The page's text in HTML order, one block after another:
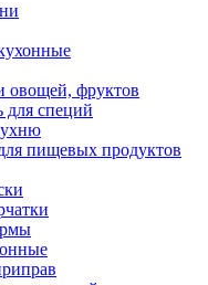
овощей, фруктов
для специй
пищевых продуктов